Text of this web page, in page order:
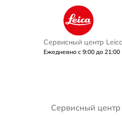
Сервисный центр
Ежедневно с 9:00 до 21:00
Сервисный центр